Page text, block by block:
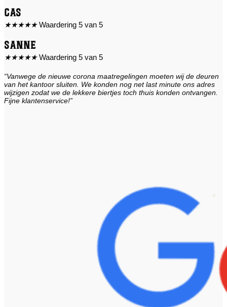
Cas
★★★★★ Waardering 5 van 5
Sanne
★★★★★ Waardering 5 van 5
“Vanwege de nieuwe corona maatregelingen moeten wij de deuren
van het kantoor sluiten. We konden nog net last minute ons adres
wijzigen zodat we de lekkere biertjes toch thuis konden ontvangen.
Fijne klantenservice!”